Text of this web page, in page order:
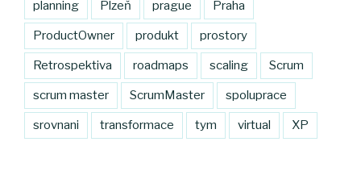
planning Plzeň prague Praha
ProductOwner produkt prostory
Retrospektiva roadmaps scaling Scrum
scrum master ScrumMaster spoluprace
srovnani transformace tym virtual XP